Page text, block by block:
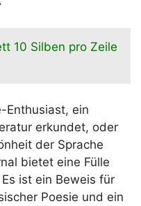
10 Silben pro Zeile
Enthusiast, ein
erkundet, oder
der Sprache
bietet eine Fülle
ist ein Beweis für
Poesie und ein